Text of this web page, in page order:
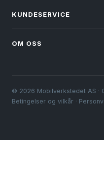
KUNDESERVICE
OM OSS
© 2026 Mobilverkstedet AS ·
Betingelser og vilkår ·